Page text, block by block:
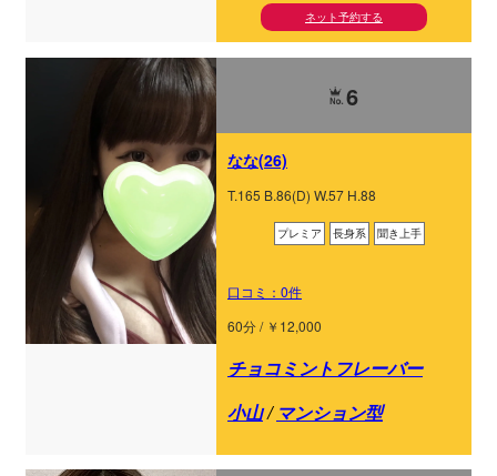
ネット予約する
6
なな(26)
T.165 B.86(D) W.57 H.88
プレミア 長身系 聞き上手
口コミ：0件
60分 / ￥12,000
チョコミントフレーバー
小山/ マンション型